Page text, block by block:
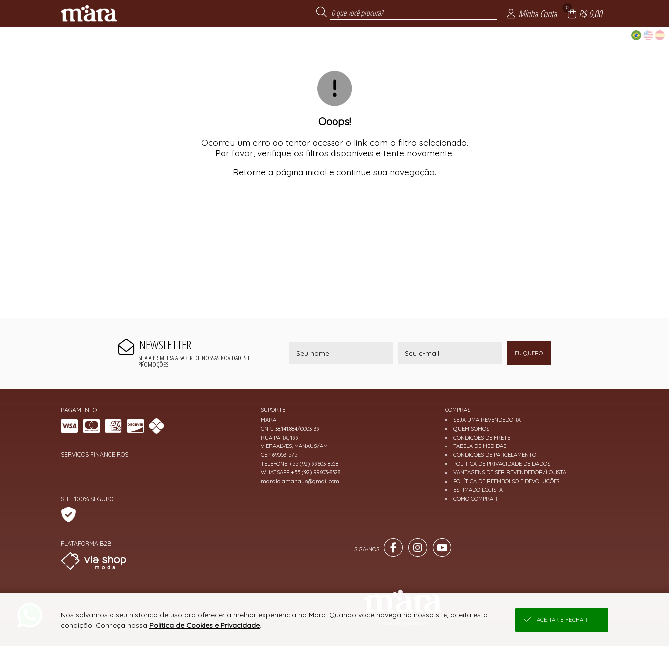
Minha Conta 0 R$ 0,00
Ooops!
Ocorreu um erro ao tentar acessar o link com o filtro selecionado.
Por favor, verifique os filtros disponíveis e tente novamente.
Retorne a página inicial e continue sua navegação.
NEWSLETTER
SEJA A PRIMEIRA A SABER DE NOSSAS NOVIDADES E
PROMOÇÕES!
EU QUERO
PAGAMENTO
SERVIÇOS FINANCEIROS
SITE 100% SEGURO
PLATAFORMA B2B
SUPORTE
MARA
CNPJ 38.141.884/0003-39
RUA PARA, 199
VIERAALVES, MANAUS/AM
CEP 69053-575
TELEFONE +55 (92) 99603-8528
WHATSAPP +55 (92) 99603-8528
maralojamanaus@gmail.com
COMPRAS
SEJA UMA REVENDEDORA
QUEM SOMOS
CONDIÇÕES DE FRETE
TABELA DE MEDIDAS
CONDIÇÕES DE PARCELAMENTO
POLÍTICA DE PRIVACIDADE DE DADOS
VANTAGENS DE SER REVENDEDOR/LOJISTA
POLÍTICA DE REEMBOLSO E DEVOLUÇÕES
ESTIMADO LOJISTA
COMO COMPRAR
Nós salvamos o seu histórico de uso pra oferecer a melhor experiência na Mara. Quando você navega no nosso site, aceita esta
condição. Conheça nossa Política de Cookies e Privacidade.
ACEITAR E FECHAR